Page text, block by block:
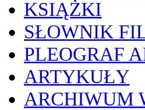
KSIĄŻKI
SŁOWNIK
PLEOGRAF
ARTYKUŁY
ARCHIWUM